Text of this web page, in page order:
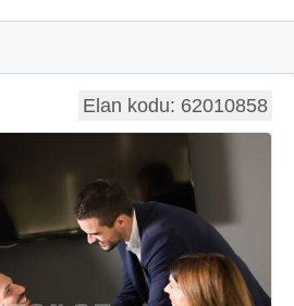
Elan kodu: 62010858